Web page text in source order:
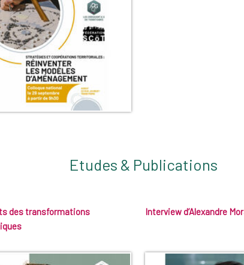
Etudes & Publications
des transformations
Interview d’Alexandre